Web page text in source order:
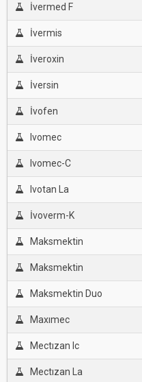
İvermed F
İvermis
İveroxin
İversin
İvofen
Ivomec
Ivomec-C
Ivotan La
İvoverm-K
Maksmektin
Maksmektin
Maksmektin Duo
Maxımec
Mectızan Ic
Mectızan La